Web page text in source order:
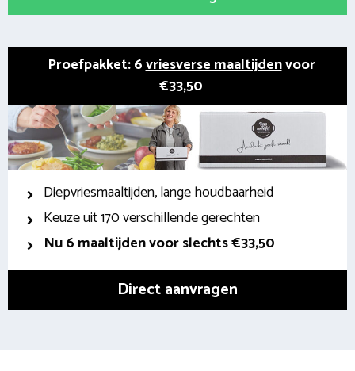
Proefpakket: 6vriesverse maaltijdenvoor
€33,50
Diepvriesmaaltijden, lange houdbaarheid
Keuze uit 170 verschillende gerechten
Nu 6 maaltijden voor slechts €33,50
Direct aanvragen